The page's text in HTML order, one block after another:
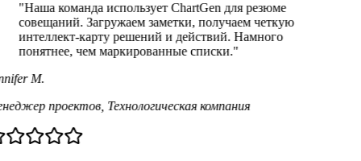
"Наша команда использует ChartGen для резюме
совещаний. Загружаем заметки, получаем четкую
интеллект-карту решений и действий. Намного
понятнее, чем маркированные списки."
M.
проектов, Технологическая компания